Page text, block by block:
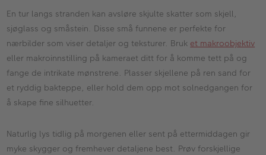
En tur langs stranden kan avsløre skjulte skatter som skjell,
sjøglass og småstein. Disse små funnene er perfekte for
nærbilder som viser detaljer og teksturer. Bruk et makroobjektiv
eller makroinnstilling på kameraet ditt for å komme tett på og
fange de intrikate mønstrene. Plasser skjellene på ren sand for
et ryddig bakteppe, eller hold dem opp mot solnedgangen for
å skape fine silhuetter.
Naturlig lys tidlig på morgenen eller sent på ettermiddagen gir
myke skygger og fremhever detaljene best. Prøv forskjellige